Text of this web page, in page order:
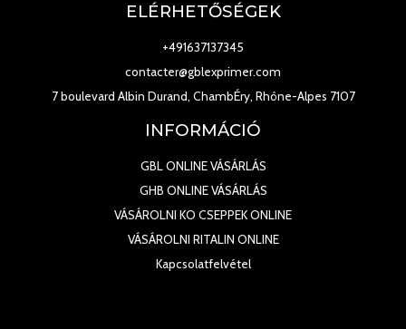
ELÉRHETŐSÉGEK
+491637137345
contacter@gblexprimer.com
7 boulevard Albin Durand, ChambÉry, Rhône-Alpes 7107
INFORMÁCIÓ
GBL ONLINE VÁSÁRLÁS
GHB ONLINE VÁSÁRLÁS
VÁSÁROLNI KO CSEPPEK ONLINE
VÁSÁROLNI RITALIN ONLINE
Kapcsolatfelvétel